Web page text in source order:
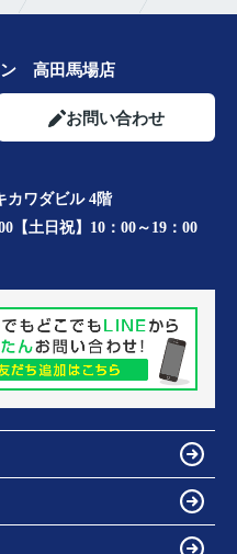
ン 高田馬場店
お問い合わせ
カワダビル 4階
【土日祝】10：00～19：00